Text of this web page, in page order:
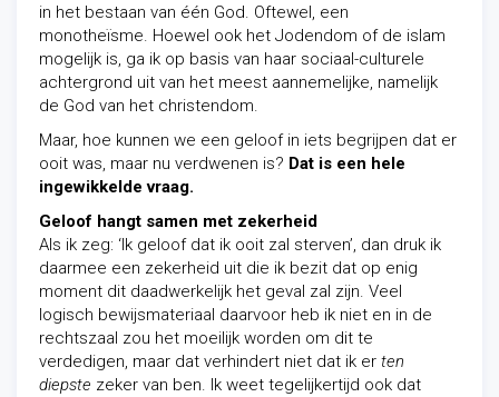
in het bestaan van één God. Oftewel, een
monotheïsme. Hoewel ook het Jodendom of de islam
mogelijk is, ga ik op basis van haar sociaal-culturele
achtergrond uit van het meest aannemelijke, namelijk
de God van het christendom.
Maar, hoe kunnen we een geloof in iets begrijpen dat er
ooit was, maar nu verdwenen is? Dat is een hele
ingewikkelde vraag.
Geloof hangt samen met zekerheid
Als ik zeg: ‘Ik geloof dat ik ooit zal sterven’, dan druk ik
daarmee een zekerheid uit die ik bezit dat op enig
moment dit daadwerkelijk het geval zal zijn. Veel
logisch bewijsmateriaal daarvoor heb ik niet en in de
rechtszaal zou het moeilijk worden om dit te
verdedigen, maar dat verhindert niet dat ik er ten
diepste zeker van ben. Ik weet tegelijkertijd ook dat